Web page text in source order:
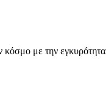
κόσμο με την εγκυρότητα